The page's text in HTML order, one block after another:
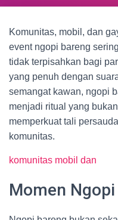
Komunitas, mobil, dan
event ngopi bareng
tidak terpisahkan bagi
yang penuh dengan
semangat kawan, ngopi
menjadi ritual yang
memperkuat tali
komunitas.
komunitas mobil dan
Momen